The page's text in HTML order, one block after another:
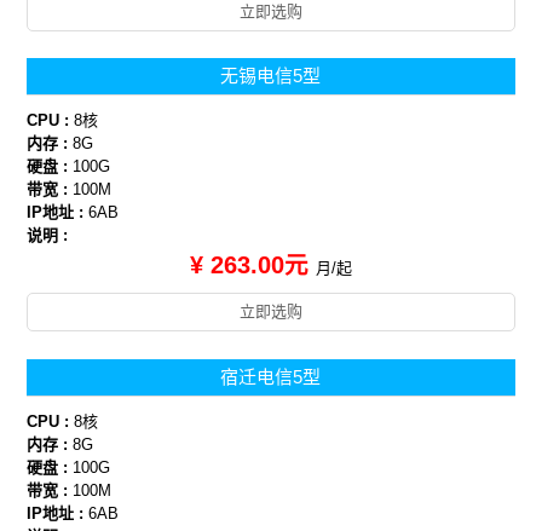
立即选购
无锡电信5型
CPU :8核
内存 :8G
硬盘 : 100G
带宽 : 100M
IP地址 :6AB
说明 :
¥ 263.00元 月/起
立即选购
宿迁电信5型
CPU :8核
内存 :8G
硬盘 : 100G
带宽 : 100M
IP地址 :6AB